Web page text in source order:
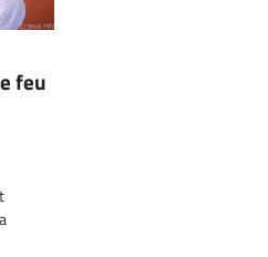
feu